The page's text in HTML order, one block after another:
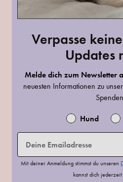
Verpasse
Updates
Melde dich zum Newsletter
neuesten Informationen zu
Hund
E-Mail Adresse
Mit deiner Anmeldung stimmst du unseren
kannst dich